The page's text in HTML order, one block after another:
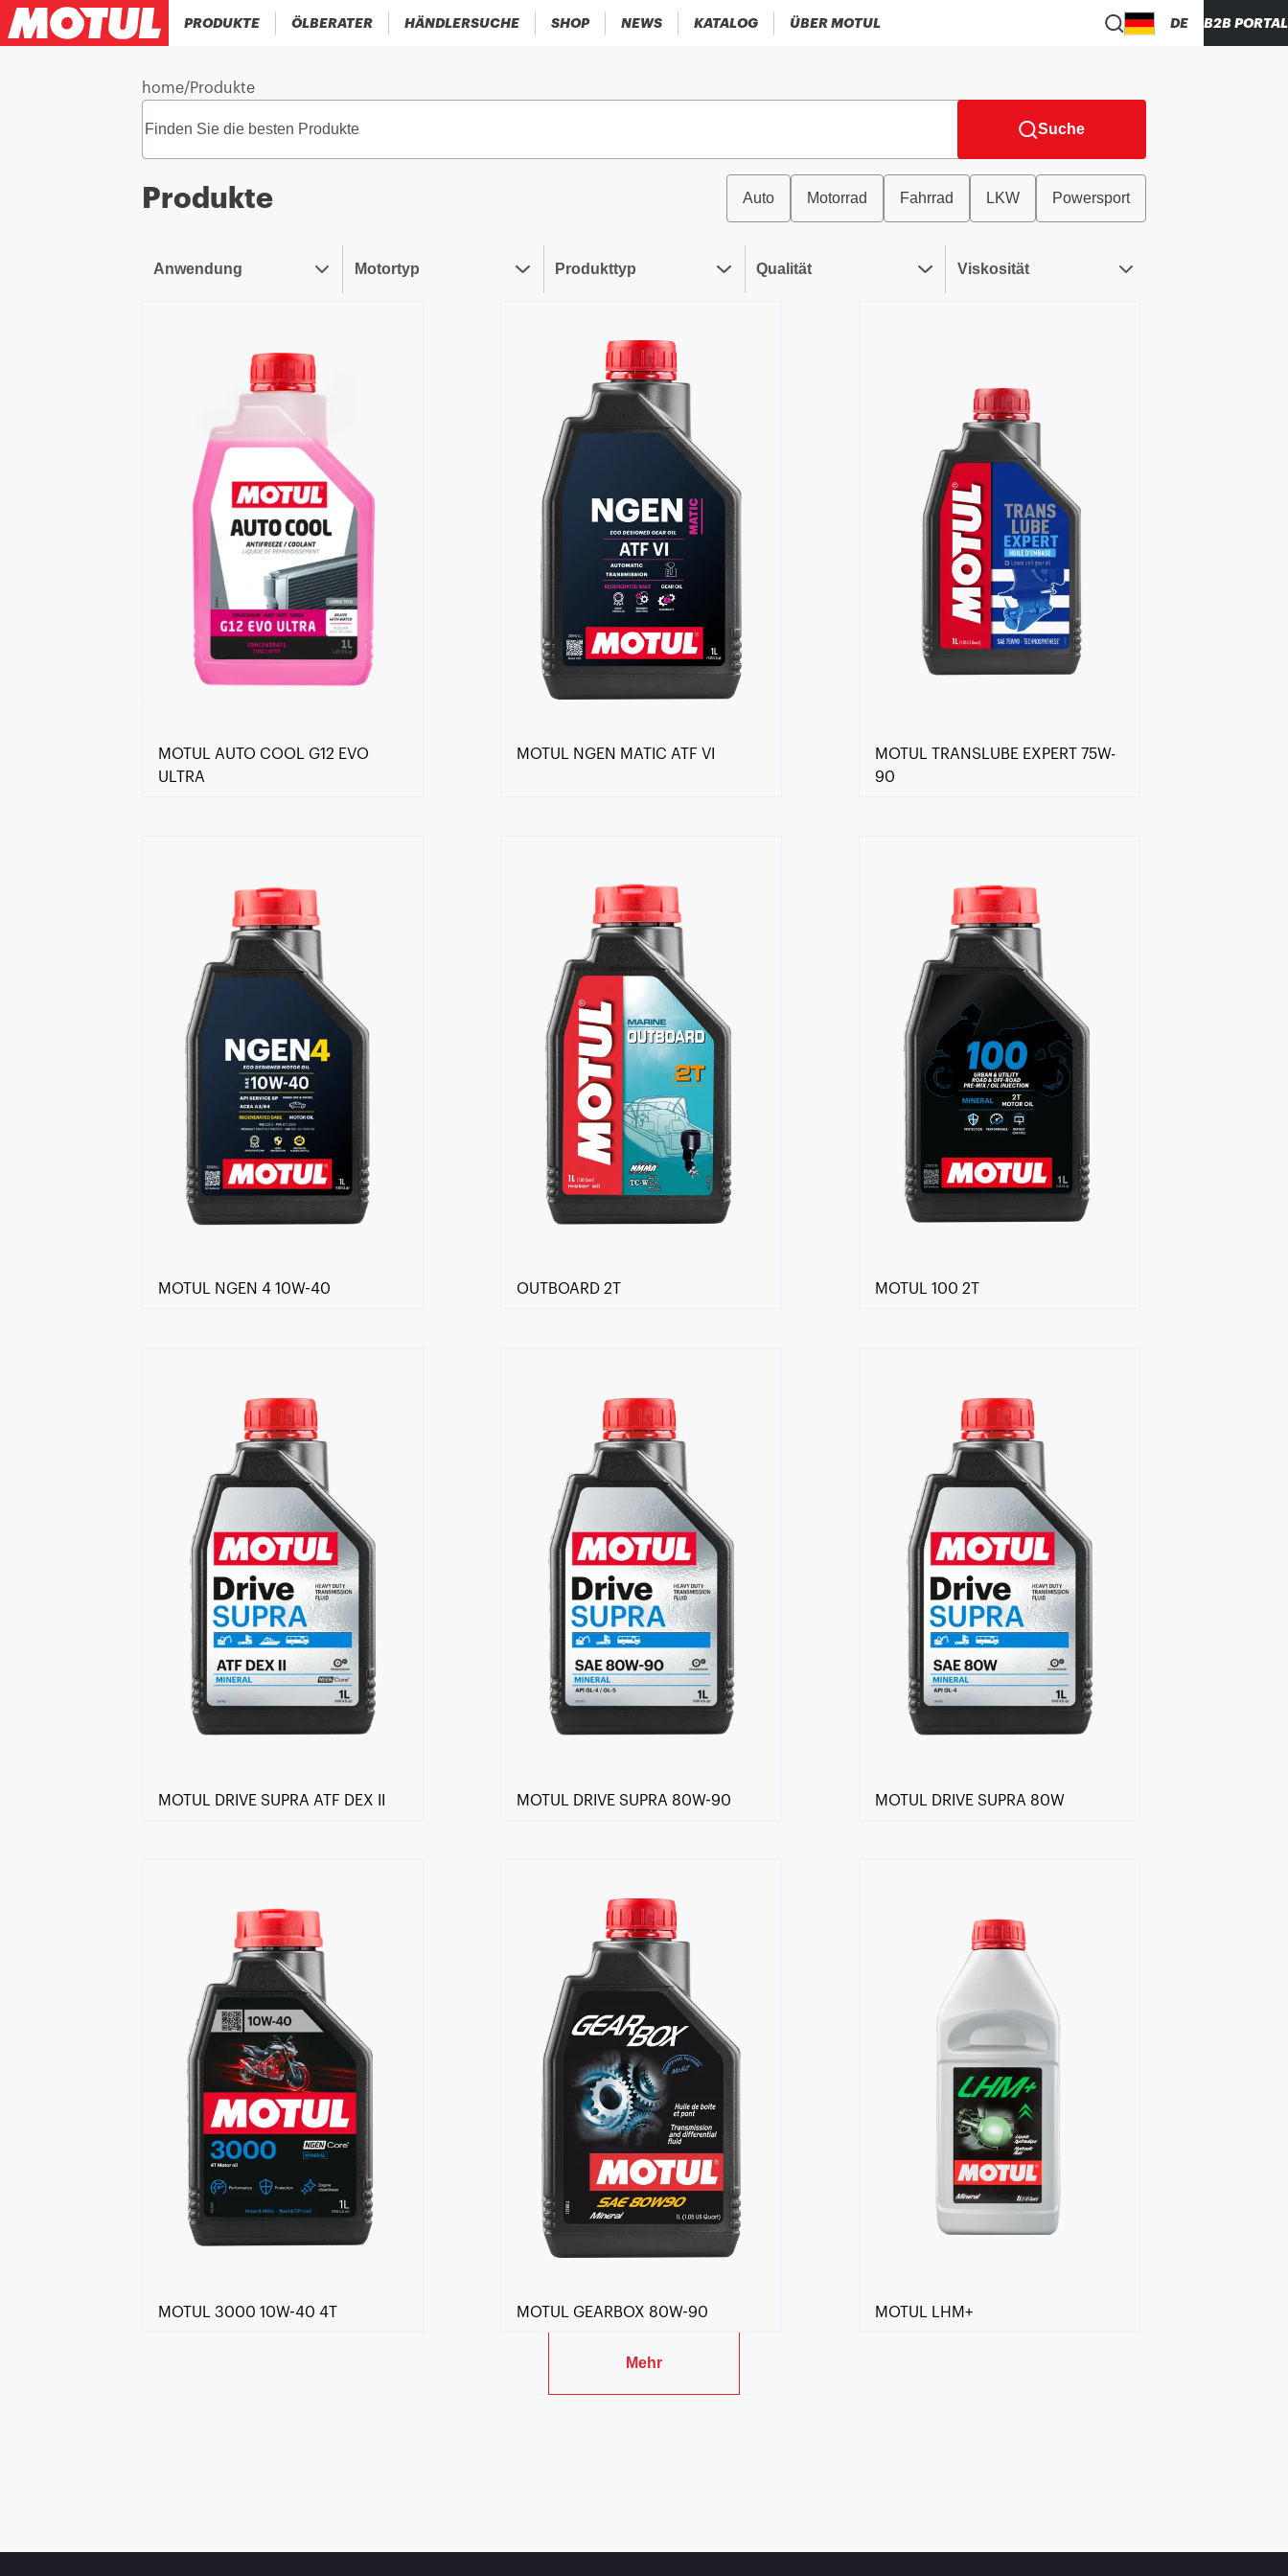
PRODUKTE ÖLBERATER HÄNDLERSUCHE SHOP NEWS KATALOG ÜBER MOTUL DE B2B PORTAL
home/Produkte
Suche
Produkte Auto Motorrad Fahrrad LKW Powersport
Anwendung Motortyp Produkttyp Qualität Viskosität
Händlersuche
MOTUL AUTO COOL G12 EVO
ULTRA
Händlersuche
MOTUL NGEN MATIC ATF VI
Händlersuche
MOTUL TRANSLUBE EXPERT 75W-
90
Händlersuche
MOTUL NGEN 4 10W-40
Händlersuche
OUTBOARD 2T
Händlersuche
MOTUL 100 2T
Händlersuche
MOTUL DRIVE SUPRA ATF DEX II
Händlersuche
MOTUL DRIVE SUPRA 80W-90
Händlersuche
MOTUL DRIVE SUPRA 80W
MOTUL 3000 10W-40 4T MOTUL GEARBOX 80W-90 MOTUL LHM+
Mehr